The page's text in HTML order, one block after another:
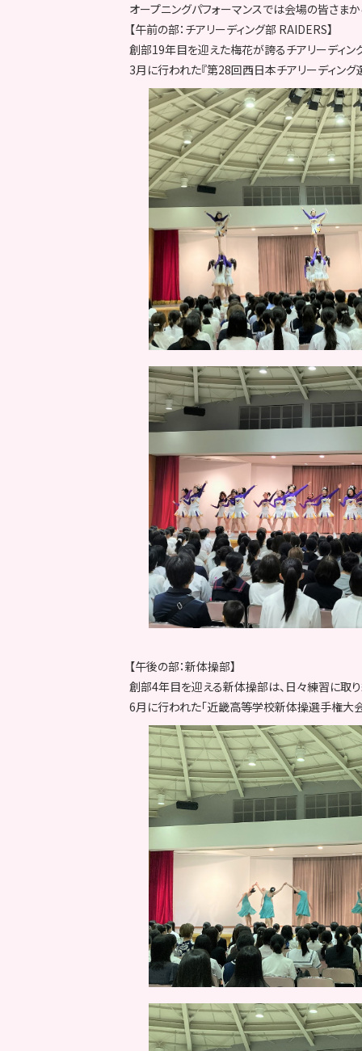
オープニングパフォーマンスでは会場の皆さま
【午前の部：チアリーディング部 RAIDERS】
創部19年目を迎えた梅花が誇るチアリーディン
3月に行われた『第28回西日本チアリーディング
【午後の部：新体操部】
創部4年目を迎える新体操部は、日々練習に取り
6月に行われた「近畿高等学校新体操選手権大会